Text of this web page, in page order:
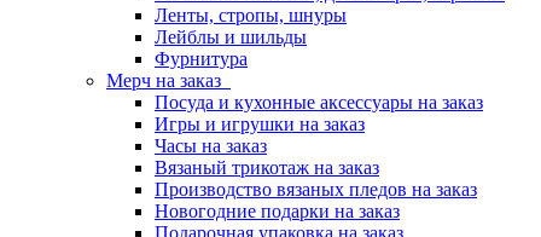
Ленты, стропы, шнуры
Лейблы и шильды
Фурнитура
Мерч на заказ
Посуда и кухонные аксессуары на заказ
Игры и игрушки на заказ
Часы на заказ
Вязаный трикотаж на заказ
Производство вязаных пледов на заказ
Новогодние подарки на заказ
Подарочная упаковка на заказ